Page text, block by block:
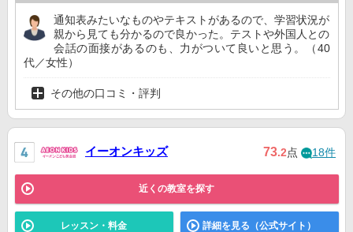
通知表みたいなものやテキストがあるので、学習状況が
親から見ても分かるので良かった。テストや外国人との
会話の面接があるのも、力がついて良いと思う。（40
代／女性）
その他の口コミ・評判
イーオンキッズ 73.2点 18件
近くの教室を探す
レッスン・料金 詳細を見る（公式サイト）